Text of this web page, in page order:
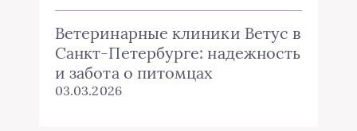
Ветеринарные клиники Ветус в
Санкт-Петербурге: надежность
и забота о питомцах
03.03.2026